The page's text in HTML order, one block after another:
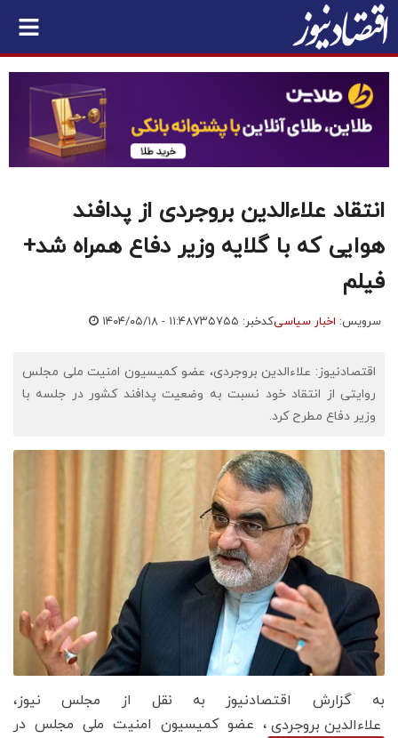
انتقاد علاءالدین بروجردی از پدافند
هوایی که با گلایه وزیر دفاع همراه شد+
فیلم
سرویس: اخبار سیاسیکدخبر: ۷۳۵۷۵۵ ۱۴۰۴/۰۵/۱۸ - ۱۱:۴۸
اقتصادنیوز: علاءالدین بروجردی، عضو کمیسیون امنیت ملی مجلس
روایتی از انتقاد خود نسبت به وضعیت پدافند کشور در جلسه با
وزیر دفاع مطرح کرد.
به گزارش اقتصادنیوز به نقل از مجلس نیوز،
علاءالدین بروجردی ، عضو کمیسیون امنیت ملی مجلس در